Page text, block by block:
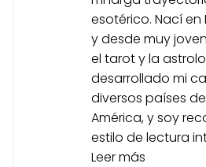
esotérico. Nací en
y desde muy
el tarot y la
desarrollado mi
diversos países
América, y soy
estilo de lectura
Leer más